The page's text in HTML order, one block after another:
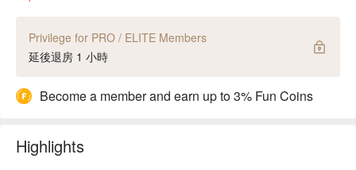
Privilege for PRO / ELITE Members
延後退房 1 小時
Become a member and earn up to 3% Fun Coins
Highlights